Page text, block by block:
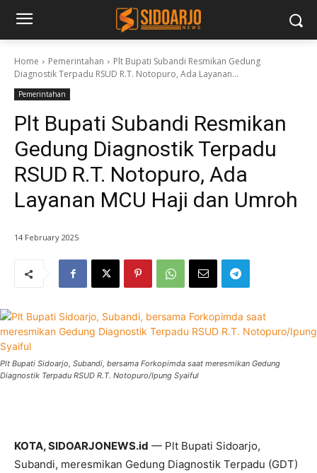
Home Pemerintahan
Plt Bupati Subandi Resmikan Gedung
Diagnostik Terpadu RSUD R.T. Notopuro, Ada Layanan...
Pemerintahan
Plt Bupati Subandi Resmikan
Gedung Diagnostik Terpadu
RSUD R.T. Notopuro, Ada
Layanan MCU Haji dan Umroh
14 February 2025
Plt Bupati Sidoarjo, Subandi, bersama Forkopimda saat meresmikan Gedung
Diagnostik Terpadu RSUD R.T. Notopuro/Ipung Syaiful
KOTA, SIDOARJONEWS.id — Plt Bupati Sidoarjo,
Subandi, meresmikan Gedung Diagnostik Terpadu (GDT)